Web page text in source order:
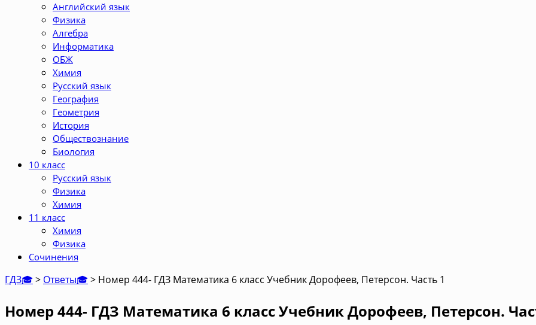
Английский язык
Физика
Алгебра
Информатика
ОБЖ
Химия
Русский язык
География
Геометрия
История
Обществознание
Биология
10 класс
Русский язык
Физика
Химия
11 класс
Химия
Физика
Сочинения
ГДЗ🎓> Ответы🎓> Номер 444- ГДЗ Математика 6 класс Учебник Дорофеев, Петерсон. Часть 1
Номер 444- ГДЗ Математика 6 класс Учебник Дорофеев, Петерсон.